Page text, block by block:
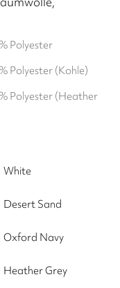
Polyester
Polyester (Kohle)
Polyester (Heather
White
Desert Sand
Oxford Navy
Heather Grey